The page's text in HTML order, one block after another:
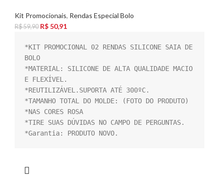
Kit Promocionais, Rendas Especial Bolo
R$59,90 R$ 50,91
*KIT PROMOCIONAL 02 RENDAS SILICONE SAIA DE
BOLO
*MATERIAL: SILICONE DE ALTA QUALIDADE MACIO
E FLEXÍVEL.
*REUTILIZÁVEL.SUPORTA ATÉ 300ºC.
*TAMANHO TOTAL DO MOLDE: (FOTO DO PRODUTO)
*NAS CORES ROSA
*TIRE SUAS DÚVIDAS NO CAMPO DE PERGUNTAS.
*Garantia: PRODUTO NOVO.